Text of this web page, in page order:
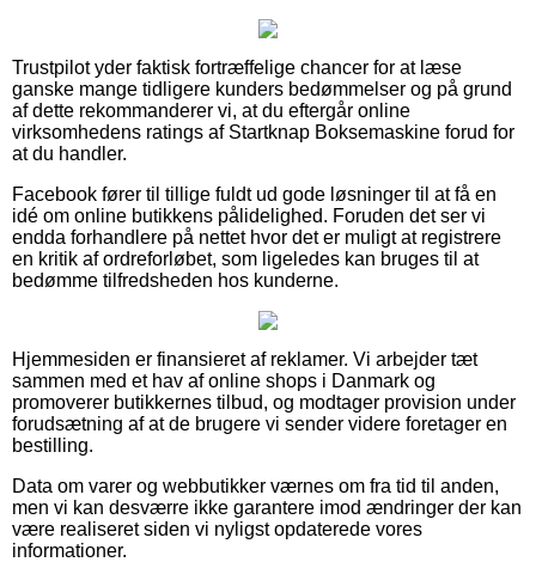
Trustpilot yder faktisk fortræffelige chancer for at læse
ganske mange tidligere kunders bedømmelser og på grund
af dette rekommanderer vi, at du eftergår online
virksomhedens ratings af Startknap Boksemaskine forud for
at du handler.
Facebook fører til tillige fuldt ud gode løsninger til at få en
idé om online butikkens pålidelighed. Foruden det ser vi
endda forhandlere på nettet hvor det er muligt at registrere
en kritik af ordreforløbet, som ligeledes kan bruges til at
bedømme tilfredsheden hos kunderne.
Hjemmesiden er finansieret af reklamer. Vi arbejder tæt
sammen med et hav af online shops i Danmark og
promoverer butikkernes tilbud, og modtager provision under
forudsætning af at de brugere vi sender videre foretager en
bestilling.
Data om varer og webbutikker værnes om fra tid til anden,
men vi kan desværre ikke garantere imod ændringer der kan
være realiseret siden vi nyligst opdaterede vores
informationer.